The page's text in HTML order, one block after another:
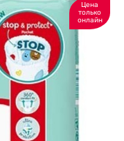
Цена
только
онлайн